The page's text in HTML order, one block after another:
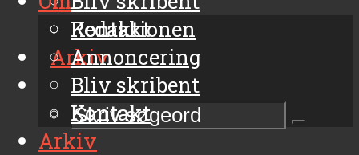
Kontakt
Arkiv
Redaktionen
Annoncering
Bliv skribent
Kontakt
Arkiv